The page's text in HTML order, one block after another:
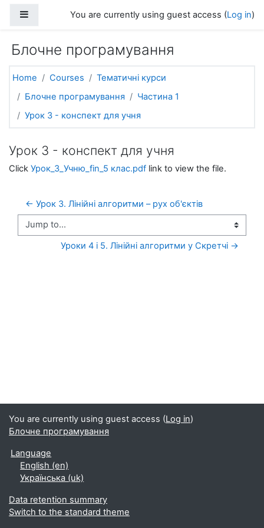
Side panelYou are currently using guest access (Log in)
Блочне програмування
Home Courses
Тематичні курси
Блочне програмування
Частина 1
Урок 3 - конспект для учня
Урок 3 - конспект для учня
Click Урок_3_Учню_fin_5 клас.pdf link to view the file.
← Урок 3. Лінійні алгоритми – рух об'єктів
Jump to...
Уроки 4 і 5. Лінійні алгоритми у Скретчі →
You are currently using guest access (Log in)
Блочне програмування
Language
English ‎(en)‎
Українська ‎(uk)‎
Data retention summary
Switch to the standard theme